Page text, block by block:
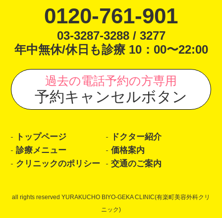
0120-761-901
03-3287-3288 / 3277
年中無休/休日も診療 10：00〜22:00
過去の電話予約の方専用
予約キャンセルボタン
トップページ
ドクター紹介
診療メニュー
価格案内
クリニックのポリシー
交通のご案内
all rights reserved YURAKUCHO BIYO-GEKA CLINIC(有楽町美容外科クリ
ニック)